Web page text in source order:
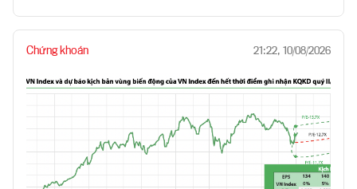
Chứng khoán 21:22, 10/08/2026